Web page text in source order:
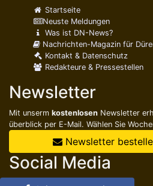
Startseite
Neuste Meldungen
Was ist DN-News?
Nachrichten-Magazin für
Kontakt & Datenschutz
Redakteure & Pressestellen
Newsletter
Mit unserm kostenlosen Newsletter
überblick per E-Mail. Wählen Sie
Newsletter
Social Media